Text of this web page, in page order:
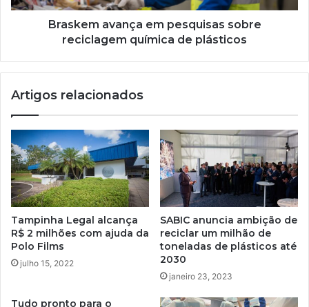
plásticos
Braskem avança em pesquisas sobre
reciclagem química de plásticos
Artigos relacionados
Tampinha Legal alcança
R$ 2 milhões com ajuda da
Polo Films
julho 15, 2022
SABIC anuncia ambição de
reciclar um milhão de
toneladas de plásticos até
2030
janeiro 23, 2023
Tudo pronto para o